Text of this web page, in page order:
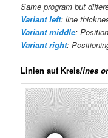
Same program but
Variant left: line
Variant middle:
Variant right:
Linien auf Kreis/ines